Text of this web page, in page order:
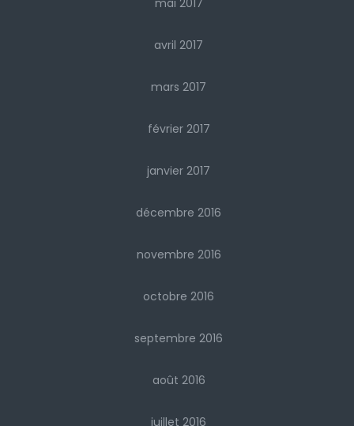
mai 2017
avril 2017
mars 2017
février 2017
janvier 2017
décembre 2016
novembre 2016
octobre 2016
septembre 2016
août 2016
juillet 2016